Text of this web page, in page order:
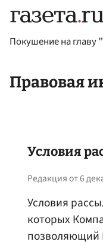
Покушение на главу
Правовая
Условия
Редакция от 6
Условия
которых
позволяющий